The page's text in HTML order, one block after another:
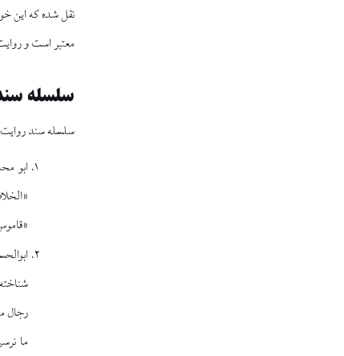
نقل شده که این
معتبر است و
سلسله
سلسله سند
ابو
رجال
ما